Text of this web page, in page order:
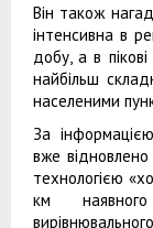
Він також
інтенсивна в
добу, а в
найбільш
населеними
За
вже
технологією
км